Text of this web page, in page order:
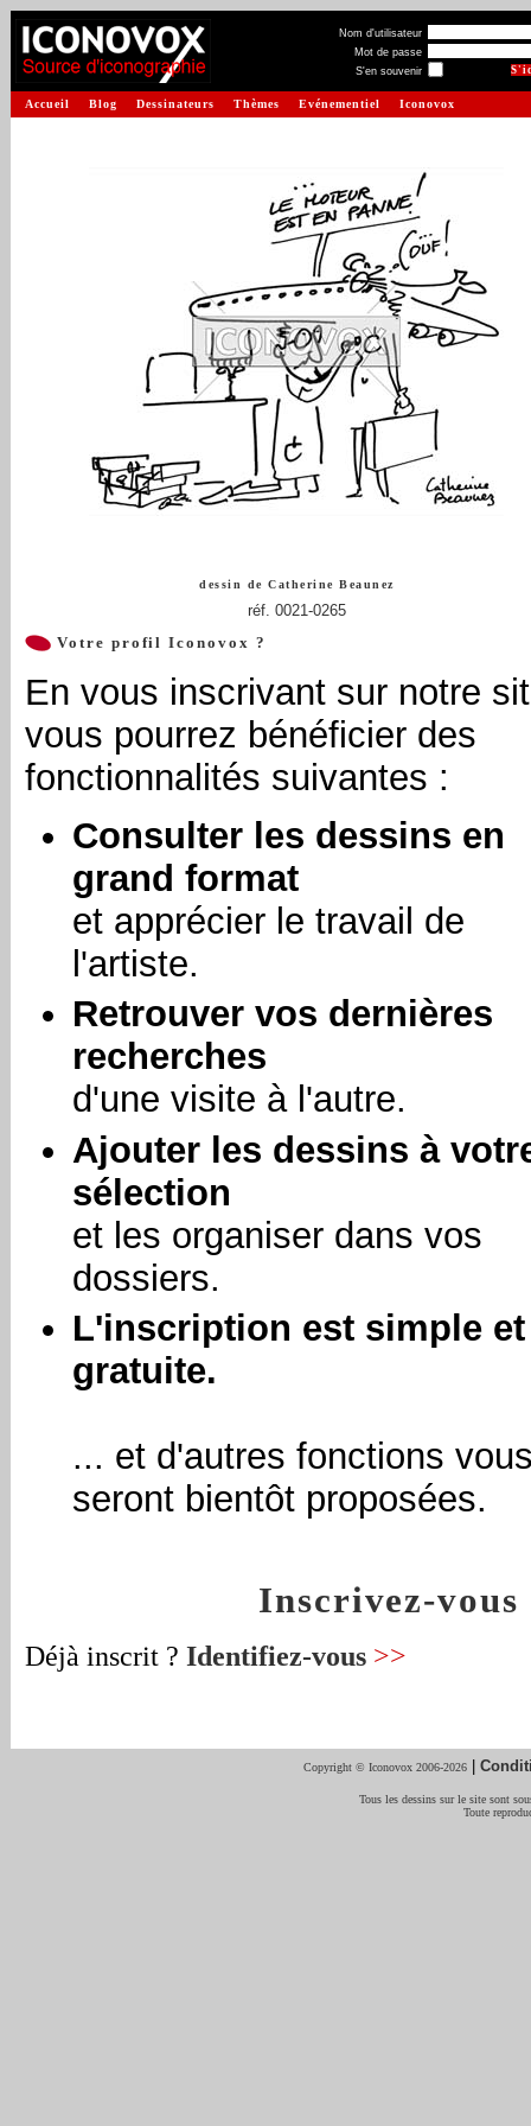
Nom d'utilisateur
Mot de passe
S'en souvenir
Accueil Blog Dessinateurs Thèmes Evénementiel Iconovox
dessin deCatherine Beaunez
réf. 0021-0265
Votre profil Iconovox ?
En vous inscrivant sur notre
vous pourrez bénéficier des
fonctionnalités suivantes :
Consulter les dessins en
grand format
et apprécier le travail de
l'artiste.
Retrouver vos dernières
recherches
d'une visite à l'autre.
Ajouter les dessins à
sélection
et les organiser dans vos
dossiers.
L'inscription est simple et
gratuite.
... et d'autres fonctions
seront bientôt proposées.
Inscrivez-vous
Déjà inscrit ? Identifiez-vous >>
Copyright © Iconovox 2006-2026 |
Tous les dessins sur le site sont
Toute